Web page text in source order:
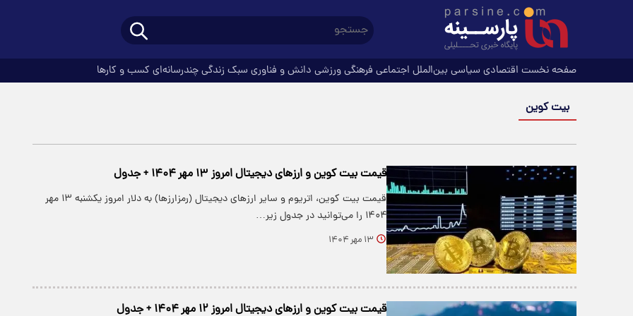
صفحه نخست اقتصادی سیاسی بین‌الملل اجتماعی فرهنگیورزشی دانش و فناوری سبک زندگیچندرسانه‌ای کسب و کارها
بیت کوین
قیمت بیت کوین و ارز‌های دیجیتال امروز ۱۳ مهر ۱۴۰۴ + جدول
قیمت بیت کوین، اتریوم و سایر ارز‌های دیجیتال (رمزارزها) به دلار امروز یکشنبه ۱۳ مهر
۱۴۰۴ را می‌توانید در جدول زیر…
۱۳ مهر ۱۴۰۴
قیمت بیت کوین و ارز‌های دیجیتال امروز ۱۲ مهر ۱۴۰۴ + جدول